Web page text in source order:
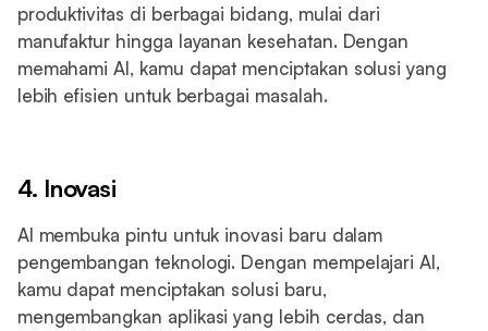
produktivitas di berbagai bidang, mulai dari
manufaktur hingga layanan kesehatan. Dengan
memahami AI, kamu dapat menciptakan solusi yang
lebih efisien untuk berbagai masalah.
4. Inovasi
AI membuka pintu untuk inovasi baru dalam
pengembangan teknologi. Dengan mempelajari AI,
kamu dapat menciptakan solusi baru,
mengembangkan aplikasi yang lebih cerdas, dan